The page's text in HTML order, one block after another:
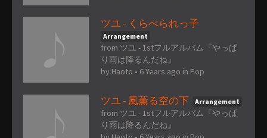
ツユ - くらべられっ子
Arrangement
from ツユ - 1stフルアルバム『やっぱ
り雨は降るんだね』
by Haoto • 6 Years ago in Pop
ツユ - 風薫る空の下 Arrangement
from ツユ - 1stフルアルバム『やっぱ
り雨は降るんだね』